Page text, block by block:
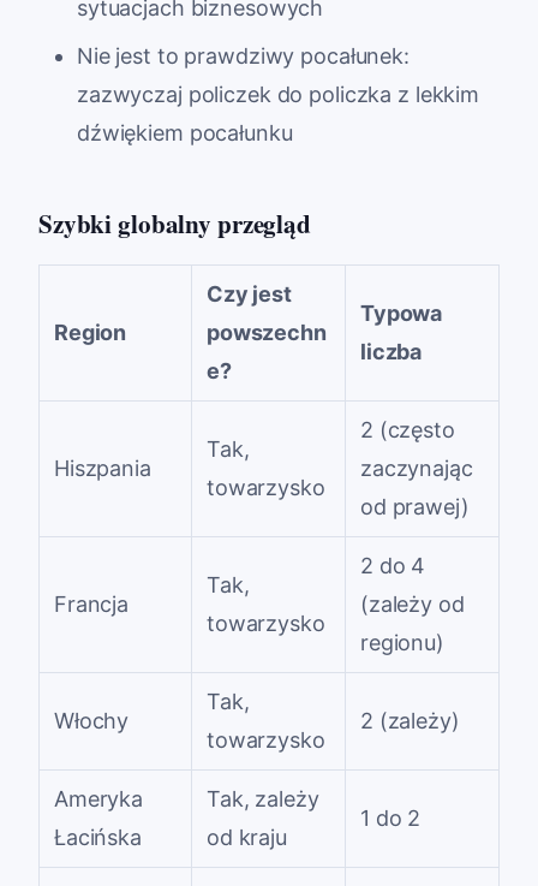
sytuacjach biznesowych
Nie jest to prawdziwy pocałunek:
zazwyczaj policzek do policzka z lekkim
dźwiękiem pocałunku
Szybki globalny przegląd
Region
Czy jest
powszechn
e?
Typowa
liczba
Hiszpania
Tak,
towarzysko
2 (często
zaczynając
od prawej)
Francja
Tak,
towarzysko
2 do 4
(zależy od
regionu)
Włochy
Tak,
towarzysko
2 (zależy)
Ameryka
Łacińska
Tak, zależy
od kraju
1 do 2